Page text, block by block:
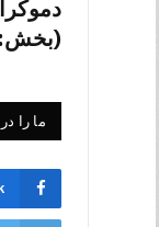
(بخش: ۱۰)
ما را